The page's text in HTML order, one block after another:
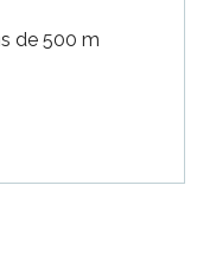
de 500 m